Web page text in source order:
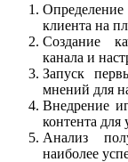
клиента на
Создание
канала и
Запуск
мнений для
Внедрение
контента для
Анализ
наиболее